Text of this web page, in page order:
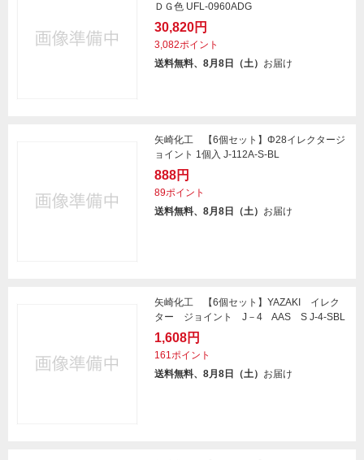
ＤＧ色 UFL-0960ADG
30,820円
3,082ポイント
送料無料、8月8日（土） お届け
矢崎化工 【6個セット】Φ28イレクタージ
ョイント 1個入 J-112A-S-BL
888円
89ポイント
送料無料、8月8日（土） お届け
矢崎化工 【6個セット】YAZAKI イレク
ター ジョイント J－4 AAS S J-4-SBL
1,608円
161ポイント
送料無料、8月8日（土） お届け